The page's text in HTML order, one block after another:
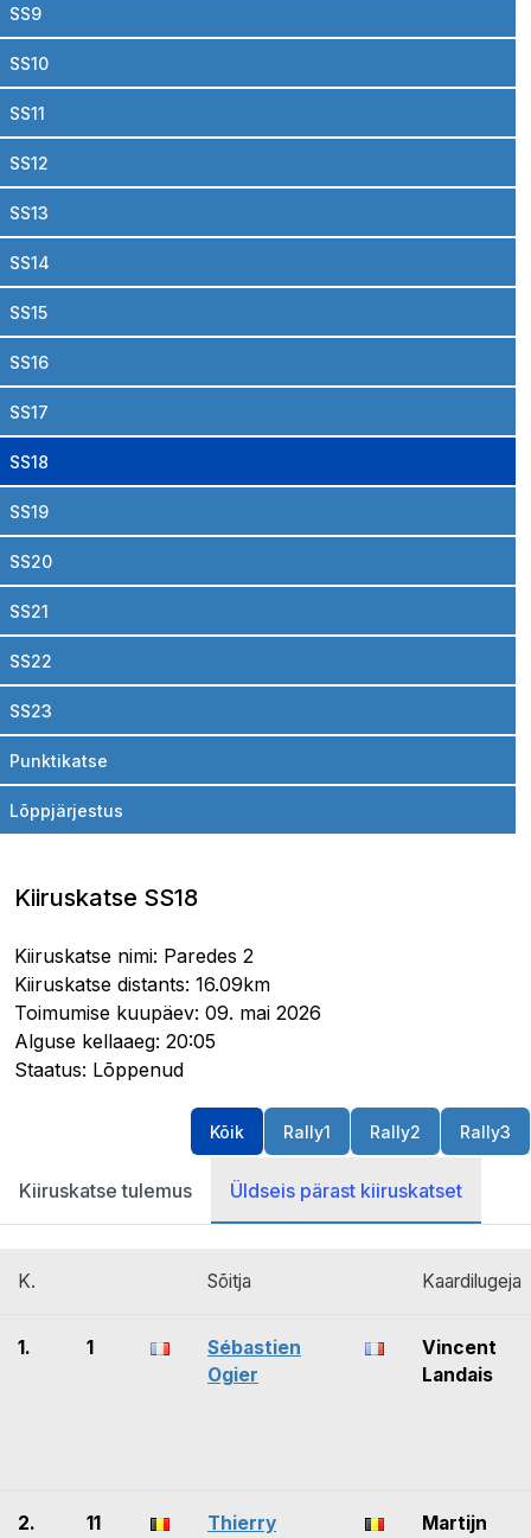
SS9
SS10
SS11
SS12
SS13
SS14
SS15
SS16
SS17
SS18
SS19
SS20
SS21
SS22
SS23
Punktikatse
Lõppjärjestus
Kiiruskatse SS18
Kiiruskatse nimi: Paredes 2
Kiiruskatse distants: 16.09km
Toimumise kuupäev: 09. mai 2026
Alguse kellaaeg: 20:05
Staatus: Lõppenud
Kõik Rally1 Rally2 Rally3
Kiiruskatse tulemus Üldseis pärast kiiruskatset
K. Sõitja Kaardilugeja
1. 1
Sébastien
Ogier
Vincent
Landais
2. 11
Thierry
Martijn